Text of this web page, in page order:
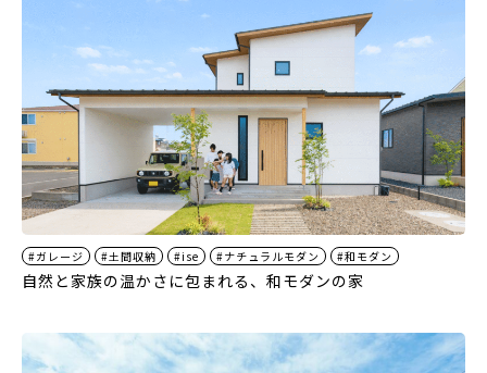
#ガレージ #土間収納 #ise #ナチュラルモダン #和モダン
自然と家族の温かさに包まれる、和モダンの家